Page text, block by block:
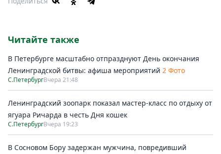
Читайте также
В Петербурге масштабно отпразднуют День окончания
Ленинградской битвы: афиша мероприятий 2 Фото
С.ПетербургВчера 21:48
Ленинградский зоопарк показал мастер-класс по отдыху от
ягуара Ричарда в честь Дня кошек
С.ПетербургВчера 19:23
В Сосновом Бору задержан мужчина, повредивший